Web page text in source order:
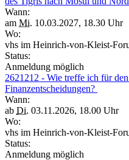
Wann:
am Mi. 10.03.2027, 18.30 Uhr
Wo:
vhs im Heinrich-von-Kleist-
Status:
Anmeldung möglich
2621212 - Wie treffe ich für
Finanzentscheidungen?
Wann:
ab Di. 03.11.2026, 18.00 Uhr
Wo:
vhs im Heinrich-von-Kleist-
Status:
Anmeldung möglich